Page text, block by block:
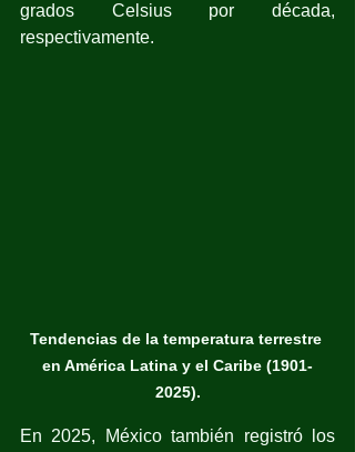
grados Celsius por década,
respectivamente.
Tendencias de la temperatura terrestre
en América Latina y el Caribe (1901-
2025).
En 2025, México también registró los